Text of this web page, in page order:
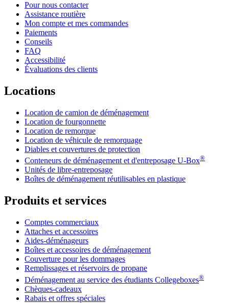
Pour nous contacter
Assistance routière
Mon compte et mes commandes
Paiements
Conseils
FAQ
Accessibilité
Évaluations des clients
Locations
Location de camion de déménagement
Location de fourgonnette
Location de remorque
Location de véhicule de remorquage
Diables et couvertures de protection
Conteneurs de déménagement et d'entreposage U-Box®
Unités de libre-entreposage
Boîtes de déménagement réutilisables en plastique
Produits et services
Comptes commerciaux
Attaches et accessoires
Aides-déménageurs
Boîtes et accessoires de déménagement
Couverture pour les dommages
Remplissages et réservoirs de propane
Déménagement au service des étudiants Collegeboxes®
Chèques-cadeaux
Rabais et offres spéciales